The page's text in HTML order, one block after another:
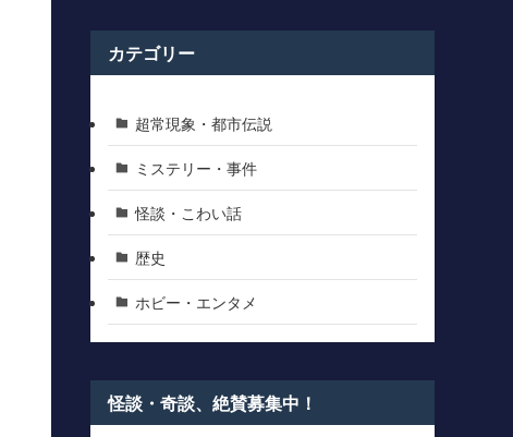
カテゴリー
超常現象・都市伝説
ミステリー・事件
怪談・こわい話
歴史
ホビー・エンタメ
怪談・奇談、絶賛募集中！